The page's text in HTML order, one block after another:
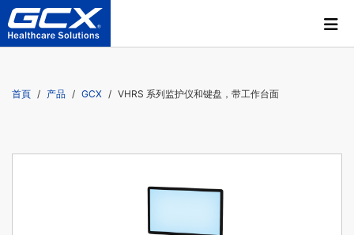
首頁 产品 GCX VHRS 系列监护仪和键盘，带工作台面